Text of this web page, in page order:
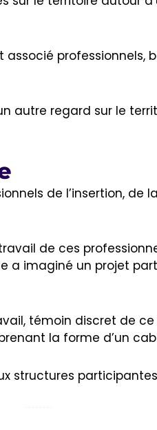
professionnels,
autre regard sur le
de l’insertion, de
de ces
a imaginé un projet
témoin discret de ce
la forme d’un
structures